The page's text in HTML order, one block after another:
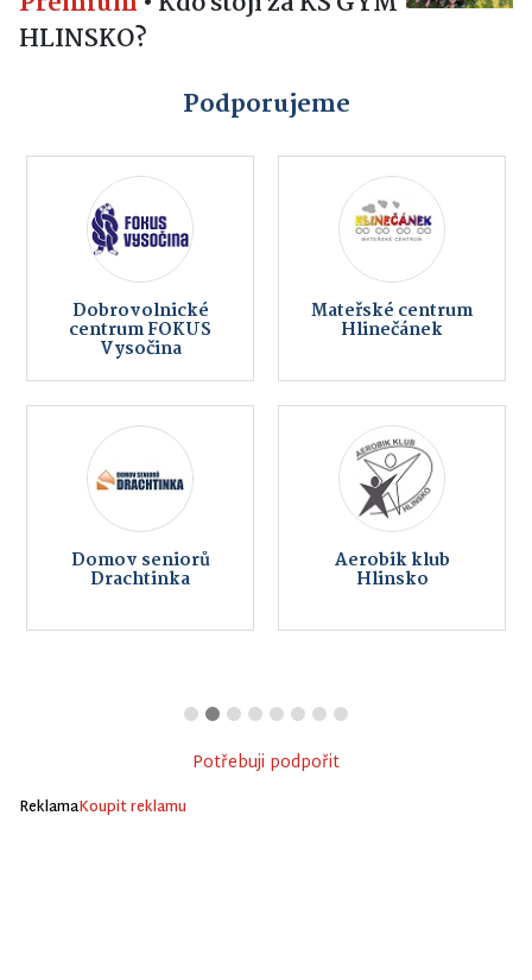
HLINSKO?
Podporujeme
Dobrovolnické
centrum FOKUS
Vysočina
Mateřské centrum
Hlinečánek
Domov seniorů
Drachtinka
Aerobik klub
Hlinsko
Potřebuji podpořit
ReklamaKoupit reklamu